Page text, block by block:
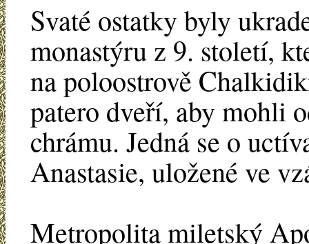
Svaté ostatky byly
monastýru z 9. století,
na poloostrově
patero dveří, aby mohli
chrámu. Jedná se o
Anastasie, uložené ve
Metropolita miletský